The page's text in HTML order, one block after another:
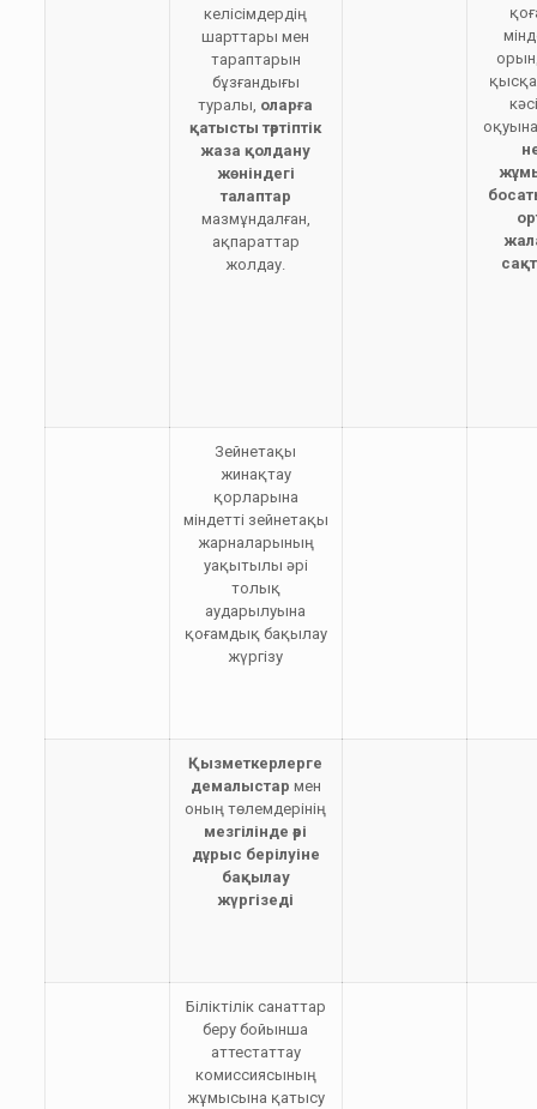
келісімдердің
шарттары мен
тараптарын
бұзғандығы
туралы, оларға
қатысты тәртіптік
жаза қолдану
жөніндегі
талаптар
мазмұндалған,
ақпараттар
жолдау.
қысқа
Зейнетақы
жинақтау
қорларына
міндетті зейнетақы
жарналарының
уақытылы әрі
толық
аударылуына
қоғамдық бақылау
жүргізу
Қызметкерлерге
демалыстар мен
оның төлемдерінің
мезгілінде әрі
дұрыс берілуіне
бақылау
жүргізеді
Біліктілік санаттар
беру бойынша
аттестаттау
комиссиясының
жұмысына қатысу